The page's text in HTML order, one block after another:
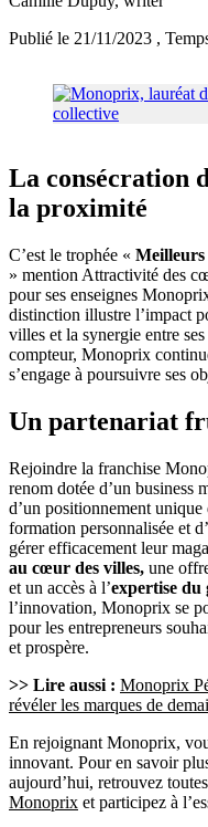
Publié le 21/11/2023 ,
La consécration
la proximité
C’est le trophée « Meilleurs
» mention Attractivité des
pour ses enseignes
distinction illustre l’impact
villes et la synergie entre
compteur, Monoprix
s’engage à poursuivre ses
Un partenariat
Rejoindre la franchise
renom dotée d’un business
d’un positionnement
formation personnalisée et
gérer efficacement leur
au cœur des villes, une
et un accès à l’expertise du
l’innovation, Monoprix se
pour les entrepreneurs
et prospère.
>> Lire aussi : Monoprix
révéler les marques de
En rejoignant Monoprix,
innovant. Pour en savoir
aujourd’hui, retrouvez
Monoprix et participez à